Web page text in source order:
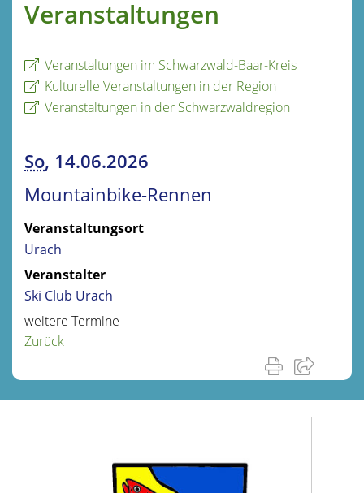
Veranstaltungen
Veranstaltungen im Schwarzwald-Baar-Kreis
Kulturelle Veranstaltungen in der Region
Veranstaltungen in der Schwarzwaldregion
So, 14.06.2026
Mountainbike-Rennen
Veranstaltungsort
Urach
Veranstalter
Ski Club Urach
weitere Termine
Zurück